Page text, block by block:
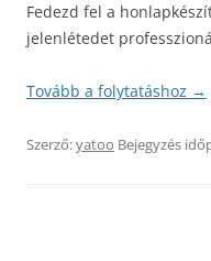
Fedezd fel a
jelenlétedet
Tovább a folytatáshoz →
Szerző:yatoo Bejegyzés